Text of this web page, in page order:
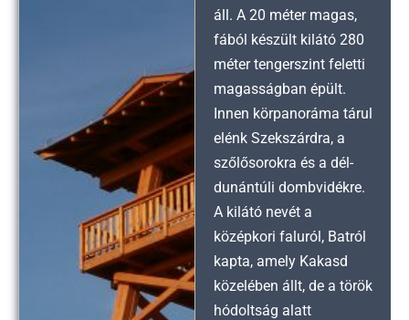
áll. A 20 méter magas,
fából készült kilátó 280
méter tengerszint feletti
magasságban épült.
Innen körpanoráma tárul
elénk Szekszárdra, a
szőlősorokra és a dél-
dunántúli dombvidékre.
A kilátó nevét a
középkori faluról, Batról
kapta, amely Kakasd
közelében állt, de a török
hódoltság alatt